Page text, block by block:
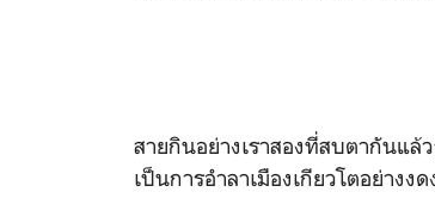
สายกินอย่างเราสองที่สบตากันแล้
เป็นการอำลาเมืองเกียวโตอย่างง